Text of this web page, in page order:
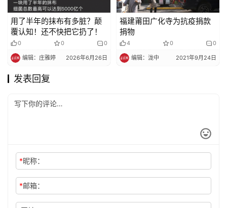
用了半年的抹布有多脏？颠
覆认知！还不快把它扔了！
0 0 0
编辑：庄雅婷 2026年6月26日
福建莆田广化寺为抗疫捐款
捐物
4 0 0
编辑：泷中 2021年9月24日
发表回复
*昵称：
*邮箱：